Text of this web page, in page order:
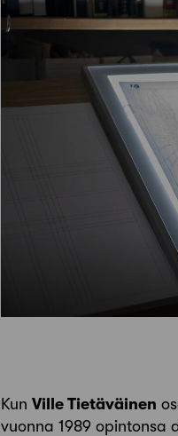
Kun Ville Tietäväinen
vuonna 1989 opintonsa